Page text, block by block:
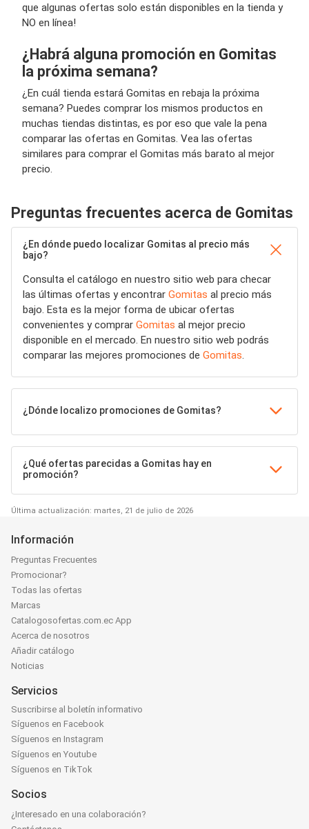
que algunas ofertas solo están disponibles en la tienda y
NO en línea!
¿Habrá alguna promoción en Gomitas
la próxima semana?
¿En cuál tienda estará Gomitas en rebaja la próxima
semana? Puedes comprar los mismos productos en
muchas tiendas distintas, es por eso que vale la pena
comparar las ofertas en Gomitas. Vea las ofertas
similares para comprar el Gomitas más barato al mejor
precio.
Preguntas frecuentes acerca de Gomitas
¿En dónde puedo localizar Gomitas al precio más
bajo?
Consulta el catálogo en nuestro sitio web para checar
las últimas ofertas y encontrar Gomitas al precio más
bajo. Esta es la mejor forma de ubicar ofertas
convenientes y comprar Gomitas al mejor precio
disponible en el mercado. En nuestro sitio web podrás
comparar las mejores promociones de Gomitas
¿Dónde localizo promociones de Gomitas?
¿Qué ofertas parecidas a Gomitas hay en
promoción?
Última actualización: martes, 21 de julio de 2026
Información
Preguntas Frecuentes
Promocionar?
Todas las ofertas
Marcas
Catalogosofertas.com.ec App
Acerca de nosotros
Añadir catálogo
Noticias
Servicios
Suscribirse al boletín informativo
Síguenos en Facebook
Síguenos en Instagram
Síguenos en Youtube
Síguenos en TikTok
Socios
¿Interesado en una colaboración?